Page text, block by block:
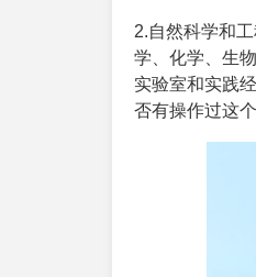
2.自然科学和
学、化学、生
实验室和实践
否有操作过这